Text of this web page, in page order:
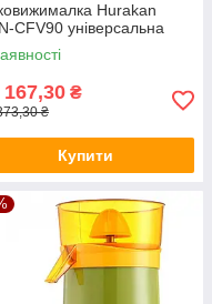
Hurakan
CFV90 універсальна
167,30 ₴
₴
Купити